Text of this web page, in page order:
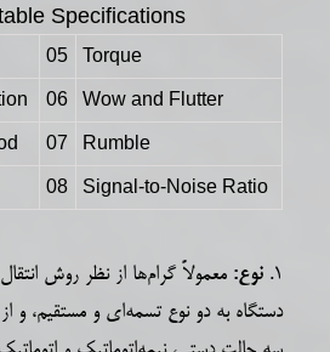
Specifications
Torque
05
Wow and Flutter
06
Rumble
07
Signal-to-Noise Ratio
08
1. نوع: معمولاً گرام‌ها‌‌ از نظر روش
دستگاه به دو نوع تسمه‌ای و مستقیم، و